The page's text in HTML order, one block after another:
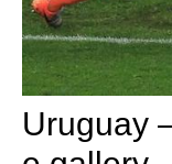
Uruguay